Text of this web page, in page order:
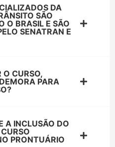
DA
SÃO
O BRASIL E SÃO
SENATRAN E
O CURSO,
PARA
A INCLUSÃO DO
PRONTUÁRIO